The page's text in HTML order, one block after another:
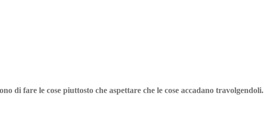
di fare le cose piuttosto che aspettare che le cose accadano travolgendoli.